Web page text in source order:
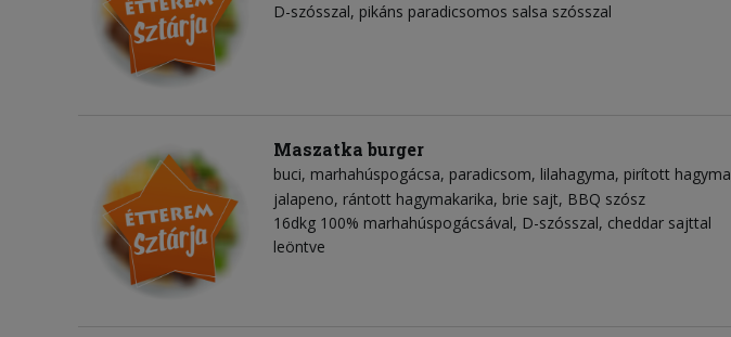
D-szósszal, pikáns paradicsomos salsa szósszal
Maszatka burger
buci marhahúspogácsa paradicsom lilahagyma pirított hagyma
jalapeno rántott hagymakarika brie sajt BBQ szósz
16dkg 100% marhahúspogácsával, D-szósszal, cheddar sajttal
leöntve